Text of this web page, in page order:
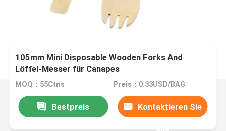
105mm Mini Disposable Wooden Forks And
Löffel-Messer für Canapes
MOQ：55Ctns Preis：0.33USD/BAG
Bestpreis Kontaktieren Sie
uns